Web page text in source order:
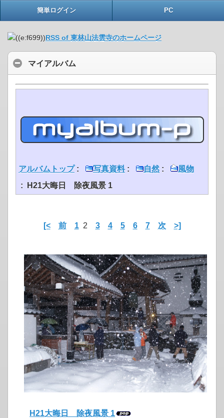
簡単ログイン PC
RSS of 東林山法雲寺のホームページ
マイアルバム
アルバムトップ: 写真資料: 自然:
風物
: H21大晦日 除夜風景 1
[< 前 12 3 4 5 6 7 次 >]
H21大晦日 除夜風景 1